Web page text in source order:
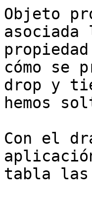
Objeto
asociada
cómo se
drop y
hemos
Con el
tabla las